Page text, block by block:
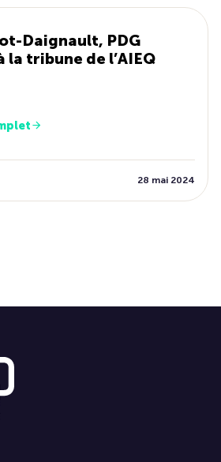
Daignault, PDG
la tribune de l’AIEQ
28 mai 2024
facebook
icon-linkedin
link icon-vimeo